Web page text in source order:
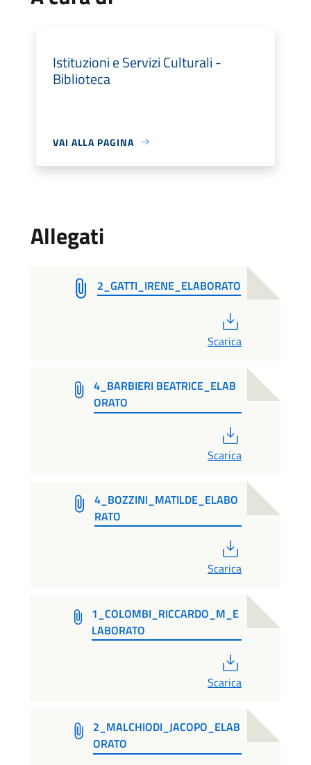
Istituzioni e Servizi Culturali -
Biblioteca
VAI ALLA PAGINA
Allegati
2_GATTI_IRENE_ELABORATO
Scarica
4_BARBIERI BEATRICE_ELAB
ORATO
Scarica
4_BOZZINI_MATILDE_ELABO
RATO
Scarica
1_COLOMBI_RICCARDO_M_E
LABORATO
Scarica
2_MALCHIODI_JACOPO_ELAB
ORATO